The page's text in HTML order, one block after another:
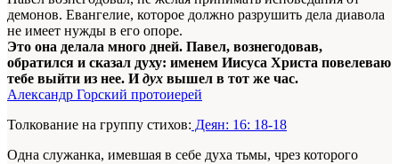
демонов. Евангелие, которое должно разрушить дела диавола
не имеет нужды в его опоре.
Это она делала много дней. Павел, вознегодовав,
обратился и сказал духу: именем Иисуса Христа повелеваю
тебе выйти из нее. Идух вышел в тот же час.
Александр Горский протоиерей
Толкование на группу стихов: Деян: 16: 18-18
Одна служанка, имевшая в себе духа тьмы, чрез которого